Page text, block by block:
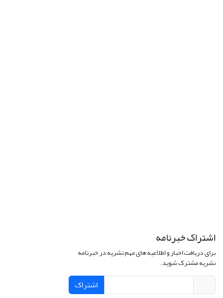
اشتراک خبرنامه
برای دریافت اخبار و اطلاعیه های مهم نشریه در خبرنامه
نشریه مشترک شوید.
اشتراک